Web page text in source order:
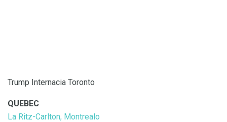
Trump Internacia Toronto
QUEBEC
La Ritz-Carlton, Montrealo